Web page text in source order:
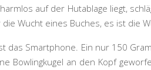
auf der Hutablage liegt,
Wucht eines Buches, es ist die
das Smartphone. Ein nur 150
Bowlingkugel an den Kopf